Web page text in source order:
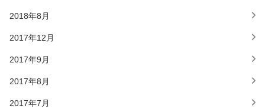
2018年8月
2017年12月
2017年9月
2017年8月
2017年7月